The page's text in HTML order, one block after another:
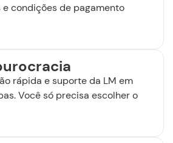
condições de pagamento
rápida e suporte da LM em
Você só precisa escolher o